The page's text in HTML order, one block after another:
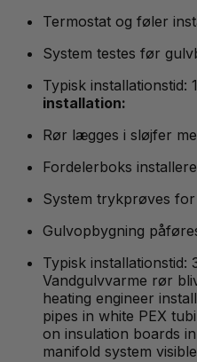
Termostat og føler
System testes før
Typisk installationstid:
installation:
Rør lægges i sløjfer
Fordelerboks
System trykprøves
Gulvopbygning
Typisk installationstid:
Vandgulvvarme rør
heating engineer
pipes in white PEX
on insulation boards
manifold system